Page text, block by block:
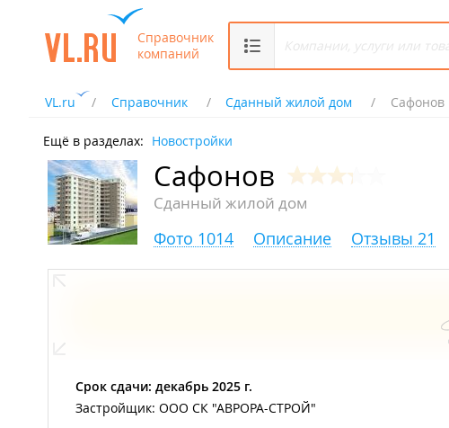
Справочник
компаний
VL.ru Справочник Сданный жилой дом Сафонов
Ещё в разделах: Новостройки
Сафонов
Сданный жилой дом
Фото 1014 Описание Отзывы 21
Срок сдачи: декабрь 2025 г.
Застройщик: ООО СК "АВРОРА-СТРОЙ"